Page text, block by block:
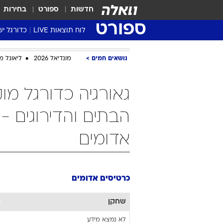
חדשות ספורט בחירות
ספורט לוח תוצאות LIVE כדורגל
ליגת העל Winner
גביע הטוטו
נבחרות
ליגה א'
נושאים חמים מונדיאל 2026 ליאונל
הבתים והדירוגים
אדומים
כרטיסים אדומים
שחקן
לא נמצא מידע